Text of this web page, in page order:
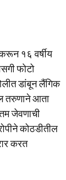
१६ वर्षीय
फोटो
डांबून लैंगिक
तरुणाने आता
जेवणाची
कोठडीतील
करत